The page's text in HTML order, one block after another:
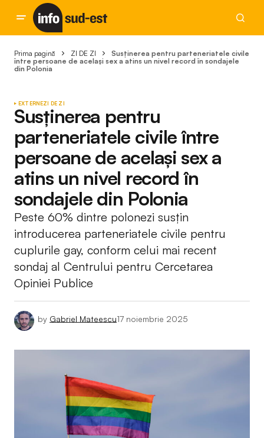
Prima pagină ZI DE ZI
Susținerea pentru parteneriatele civile
între persoane de același sex a atins un nivel record în sondajele
din Polonia
EXTERNEZI DE ZI
Susținerea pentru
parteneriatele civile între
persoane de același sex a
atins un nivel record în
sondajele din Polonia
Peste 60% dintre polonezi susțin
introducerea parteneriatele civile pentru
cuplurile gay, conform celui mai recent
sondaj al Centrului pentru Cercetarea
Opiniei Publice
by Gabriel Mateescu17 noiembrie 2025